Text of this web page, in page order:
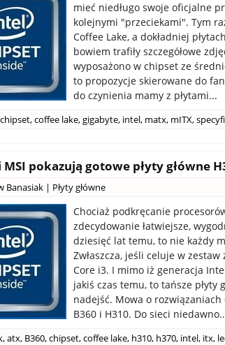
mieć niedługo swoje oficjalne
kolejnymi "przeciekami". Tym
Coffee Lake, a dokładniej
bowiem trafiły szczegółowe
wyposażono w chipset ze
to propozycje skierowane do
do czynienia mamy z płytami...
chipset,coffee lake,gigabyte, intel, matx, mITX,
MSI pokazują gotowe płyty główne
Banasiak | Płyty główne
Chociaż podkręcanie
zdecydowanie łatwiejsze,
dziesięć lat temu, to nie każdy
Zwłaszcza, jeśli celuje w
Core i3. I mimo iż generacja
jakiś czas temu, to tańsze płyty
nadejść. Mowa o
B360 i H310. Do sieci
,atx, B360,chipset,coffee lake, h310, h370, intel, itx,